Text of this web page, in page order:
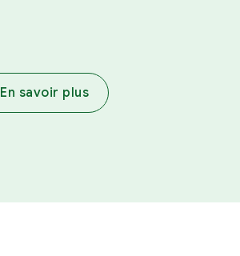
En savoir plus